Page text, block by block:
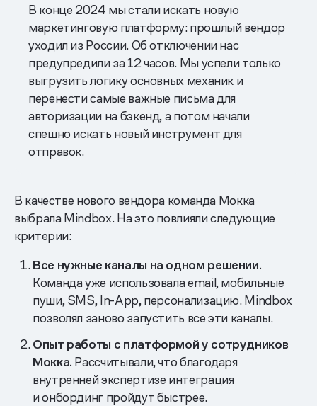
В конце 2024 мы стали искать новую
маркетинговую платформу: прошлый вендор
уходил из России. Об отключении нас
предупредили за 12 часов. Мы успели только
выгрузить логику основных механик и
перенести самые важные письма для
авторизации на бэкенд, а потом начали
спешно искать новый инструмент для
отправок.
В качестве нового вендора команда Мокка
выбрала Mindbox. На это повлияли следующие
критерии:
Все нужные каналы на одном решении.
Команда уже использовала email, мобильные
пуши, SMS, In-App, персонализацию. Mindbox
позволял заново запустить все эти каналы.
Опыт работы с платформой у сотрудников
Мокка. Рассчитывали, что благодаря
внутренней экспертизе интеграция
и онбординг пройдут быстрее.